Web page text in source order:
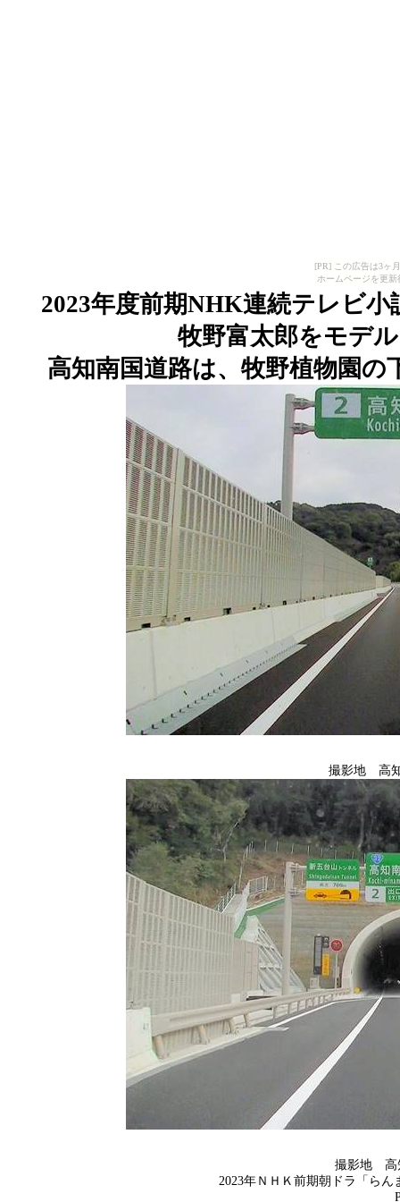
[PR] この広告は3ヶ
ホームページを更
2023年度前期NHK連続テレビ小
牧野富太郎をモデ
高知南国道路は、牧野植物園
撮影地 高
撮影地 高
2023年ＮＨＫ前期朝ドラ「らん